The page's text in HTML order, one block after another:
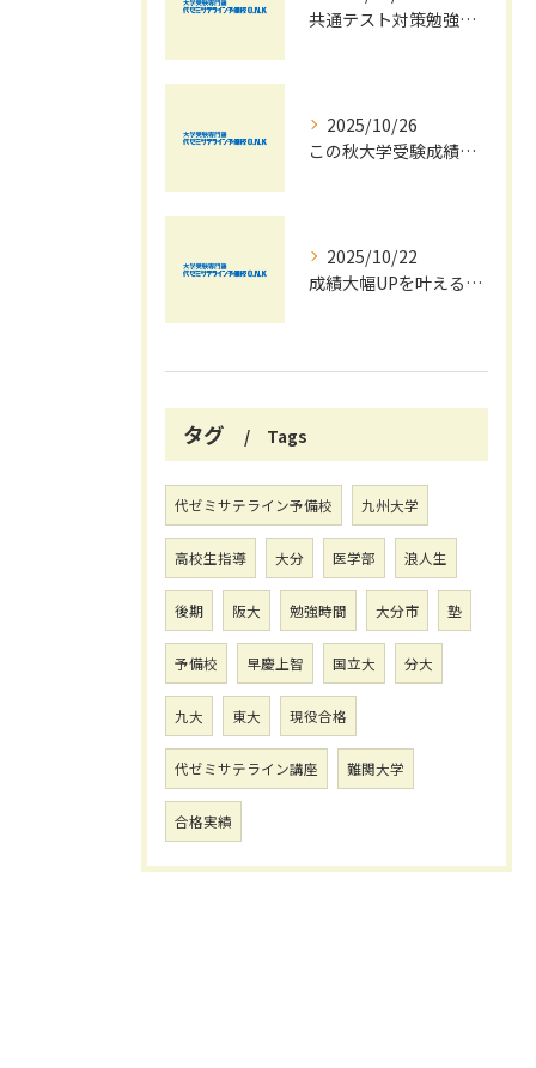
共通テスト対策勉強は早めに始めましょう！
2025/10/26
この秋大学受験成績大幅UPの秘訣
2025/10/22
成績大幅UPを叶える秋の効率学習法
タグ Tags
代ゼミサテライン予備校 九州大学
高校生指導 大分 医学部 浪人生
後期 阪大 勉強時間 大分市 塾
予備校 早慶上智 国立大 分大
九大 東大 現役合格
代ゼミサテライン講座 難関大学
合格実績